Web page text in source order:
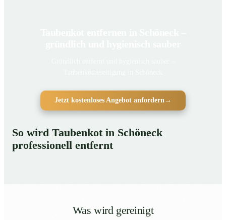
Jetzt kostenloses Angebot anfordern →
So wird Taubenkot in Schöneck
professionell entfernt
Was wird gereinigt